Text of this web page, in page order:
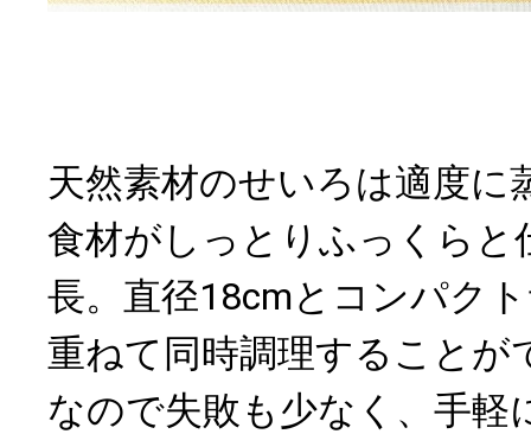
天然素材のせいろは適度に
食材がしっとりふっくらと
長。直径18cmとコンパク
重ねて同時調理することが
なので失敗も少なく、手軽